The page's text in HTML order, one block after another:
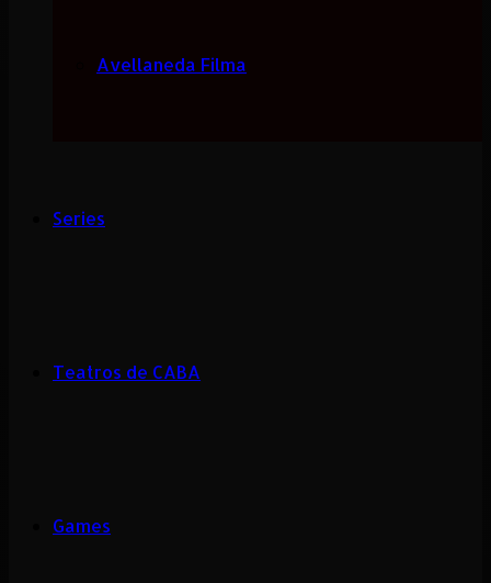
Avellaneda Filma
Series
Teatros de CABA
Games